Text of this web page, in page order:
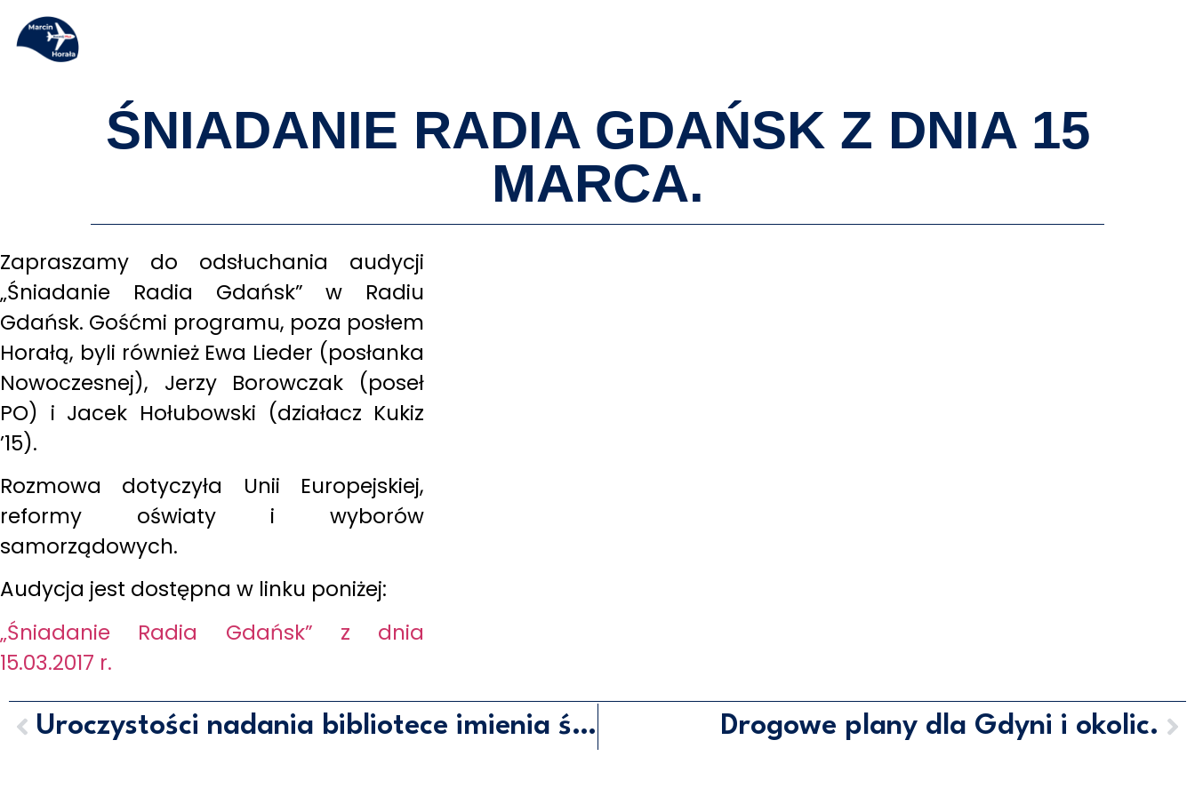
ŚNIADANIE RADIA GDAŃSK Z DNIA 15
MARCA.
Zapraszamy do odsłuchania audycji
„Śniadanie Radia Gdańsk” w Radiu
Gdańsk. Gośćmi programu, poza posłem
Horałą, byli również Ewa Lieder (posłanka
Nowoczesnej), Jerzy Borowczak (poseł
PO) i Jacek Hołubowski (działacz Kukiz
’15).
Rozmowa dotyczyła Unii Europejskiej,
reformy oświaty i wyborów
samorządowych.
Audycja jest dostępna w linku poniżej:
„Śniadanie Radia Gdańsk” z dnia
15.03.2017 r.
Uroczystości nadania bibliotece imienia śp. Lecha Kaczyńskiego. Drogowe plany dla Gdyni i okolic.